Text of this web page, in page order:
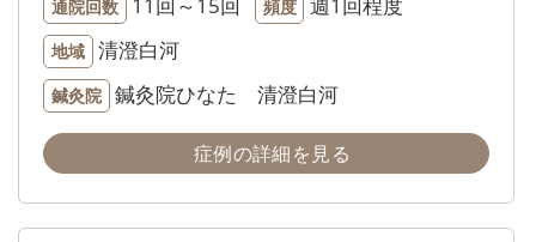
通院回数 11回～15回 頻度 週1回程度
地域 清澄白河
鍼灸院 鍼灸院ひなた 清澄白河
症例の詳細を見る